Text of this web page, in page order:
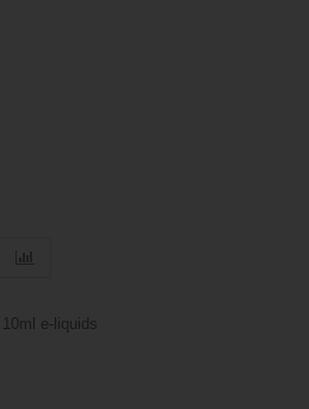
10ml e-liquids